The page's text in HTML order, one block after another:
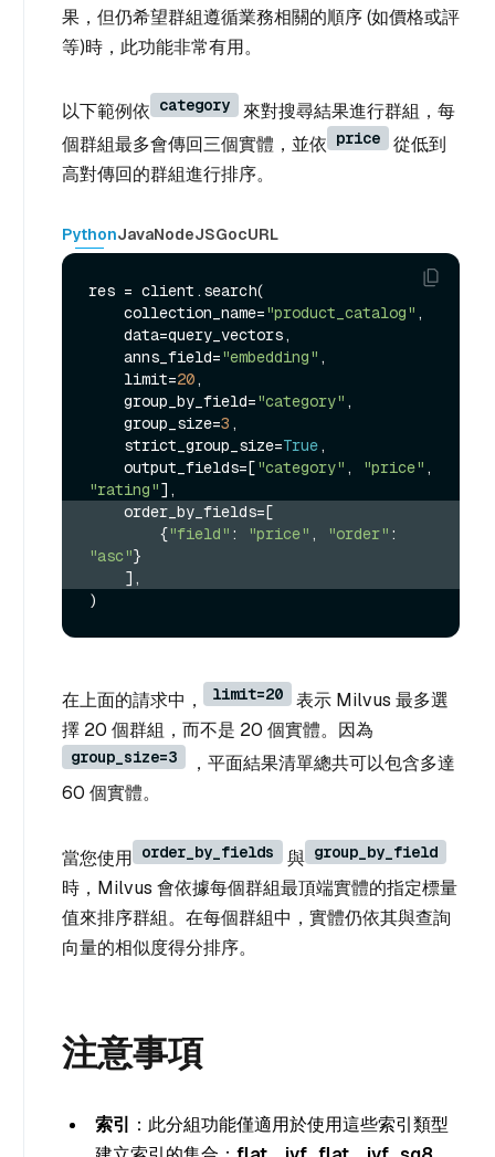
果，但仍希望群組遵循業務相關的順序 (如價格或評
等)時，此功能非常有用。
以下範例依 category
來對搜尋結果進行群組，每
個群組最多會傳回三個實體，並依 price
從低到
高對傳回的群組進行排序。
PythonJavaNodeJSGocURL
res = client.search(
    collection_name=
"product_catalog" ,
    anns_field=
"embedding" ,
    limit=
20,
    group_by_field=
"category" ,
    group_size=
3 ,
    strict_group_size=
True,
    output_fields=[
"category" , "price"
"rating"
    order_by_fields=[
        {
"field" : "price" , "order"
"asc"}
    ],
在上面的請求中， limit=20
表示 Milvus 最多選
擇 20 個群組，而不是 20 個實體。因為
group_size=3
，平面結果清單總共可以包含多達
60 個實體。
當您使用 order_by_fields 與 group_by_field
時，Milvus 會依據每個群組最頂端實體的指定標量
值來排序群組。在每個群組中，實體仍依其與查詢
向量的相似度得分排序。
注意事項
索引 ：此分組功能僅適用於使用這些索引類型